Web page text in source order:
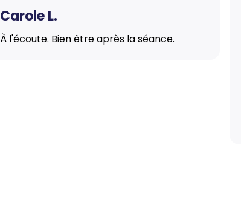
Carole L.
À l'écoute. Bien être après la séance.